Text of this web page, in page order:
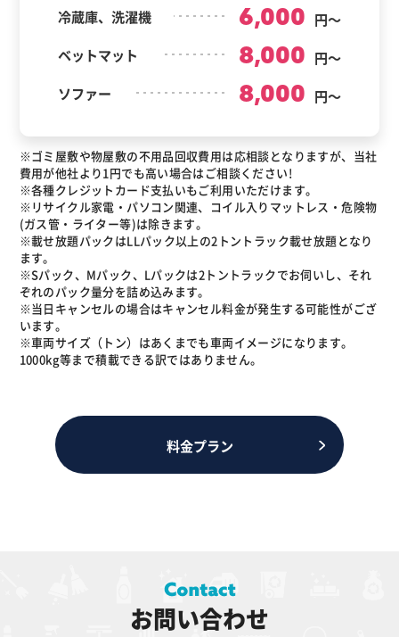
冷蔵庫、洗濯機
6,000 円～
ベットマット
8,000 円～
ソファー
8,000 円～
※ゴミ屋敷や物屋敷の不用品回収費用は応相談となりますが、当社
費用が他社より1円でも高い場合はご相談ください!
※各種クレジットカード支払いもご利用いただけます。
※リサイクル家電・パソコン関連、コイル入りマットレス・危険物
(ガス管・ライター等)は除きます。
※載せ放題パックはLLパック以上の2トントラック載せ放題となり
ます。
※Sパック、Mパック、Lパックは2トントラックでお伺いし、それ
ぞれのパック量分を詰め込みます。
※当日キャンセルの場合はキャンセル料金が発生する可能性がござ
います。
※車両サイズ（トン）はあくまでも車両イメージになります。
1000kg等まで積載できる訳ではありません。
料金プラン
お問い合わせ